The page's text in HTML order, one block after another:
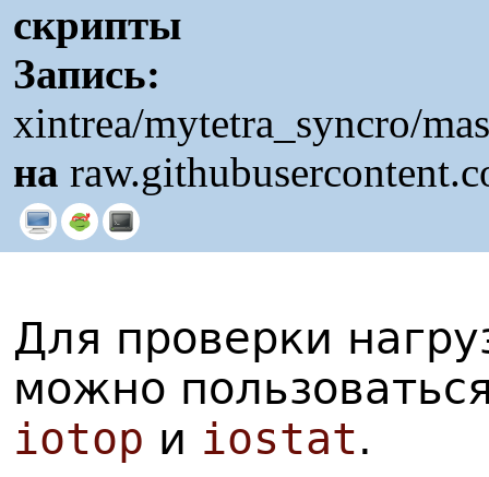
скрипты
Запись:
xintrea/mytetra_syncro/
на
Для проверки
можно
iotop и iostat.